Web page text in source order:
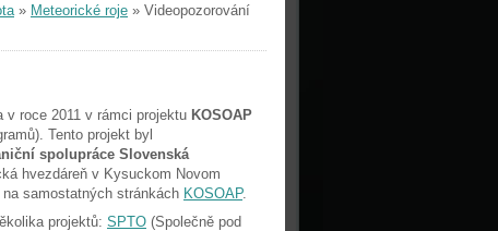
» Meteorické roje » Videopozorování
v roce 2011 v rámci projektu KOSOAP
Tento projekt byl
spolupráce Slovenská
hvezdáreň v Kysuckom Novom
samostatných stránkách KOSOAP.
projektů: SPTO (Společně pod